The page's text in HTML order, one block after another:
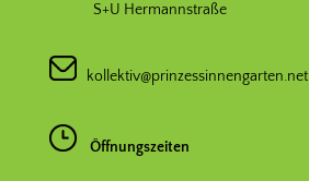
S+U Hermannstraße
kollektiv@prinzessinnengarten.net
Öffnungszeiten